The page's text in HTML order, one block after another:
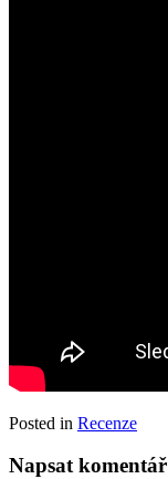
Posted in Recenze
Napsat komentář